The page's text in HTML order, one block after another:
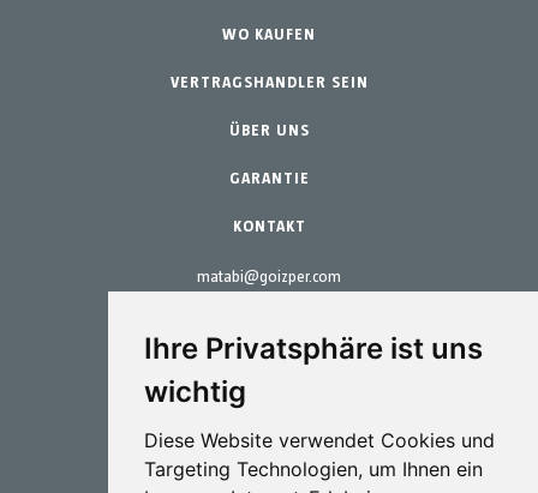
Ihre Privatsphäre ist uns
wichtig
Diese Website verwendet Cookies und
Targeting Technologien, um Ihnen ein
matabi@goizper.com
Schrebergarten
Professioneller Gartenbau
Gartenbau & Heim
Teams
Zubehör
Ersatzteile
Wartungs-Kits
WO KAUFEN
VERTRAGSHANDLER SEIN
ÜBER UNS
GARANTIE
KONTAKT